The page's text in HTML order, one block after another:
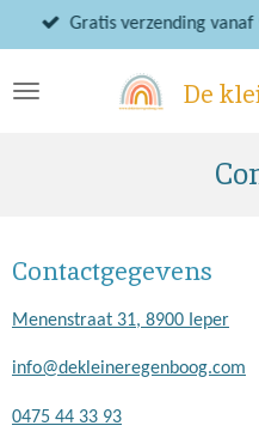
direct
naar
De
Gratis verzending
Contactgegevens
Menenstraat 31, 8900 Ieper
info@dekleineregenboog.com
0475 44 33 93